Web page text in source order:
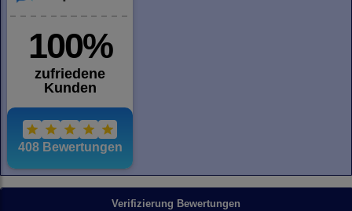
Verifizierung Bewertungen